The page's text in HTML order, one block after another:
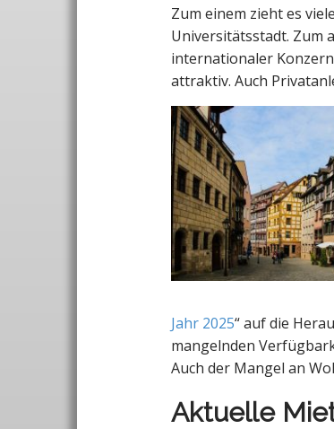
Zum einem zieht es
Universitätsstadt. Zum
internationaler
attraktiv. Auch
Jahr 2025“ auf die
mangelnden
Auch der Mangel an
Aktuelle